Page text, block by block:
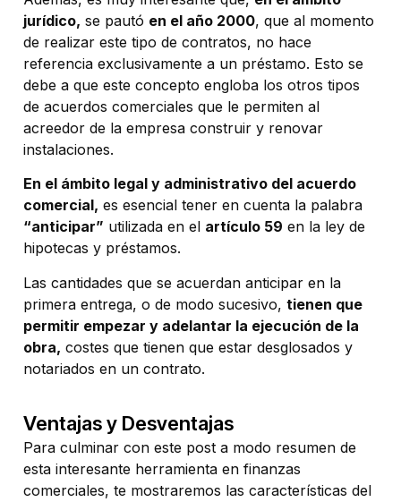
jurídico, se pautó en el año 2000, que al momento
de realizar este tipo de contratos, no hace
referencia exclusivamente a un préstamo. Esto se
debe a que este concepto engloba los otros tipos
de acuerdos comerciales que le permiten al
acreedor de la empresa construir y renovar
instalaciones.
En el ámbito legal y administrativo del acuerdo
comercial, es esencial tener en cuenta la palabra
“anticipar” utilizada en el artículo 59 en la ley de
hipotecas y préstamos.
Las cantidades que se acuerdan anticipar en la
primera entrega, o de modo sucesivo, tienen que
permitir empezar y adelantar la ejecución de la
obra, costes que tienen que estar desglosados y
notariados en un contrato.
Ventajas y Desventajas
Para culminar con este post a modo resumen de
esta interesante herramienta en finanzas
comerciales, te mostraremos las características del